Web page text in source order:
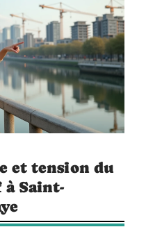
et tension du
Saint-